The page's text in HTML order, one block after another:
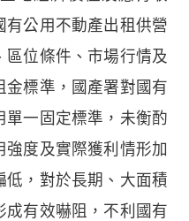
有公用不動產出租供營
區位條件、市場行情及
金標準，國產署對國有
單一固定標準，未衡酌
強度及實際獲利情形加
低，對於長期、大面積
成有效嚇阻，不利國有